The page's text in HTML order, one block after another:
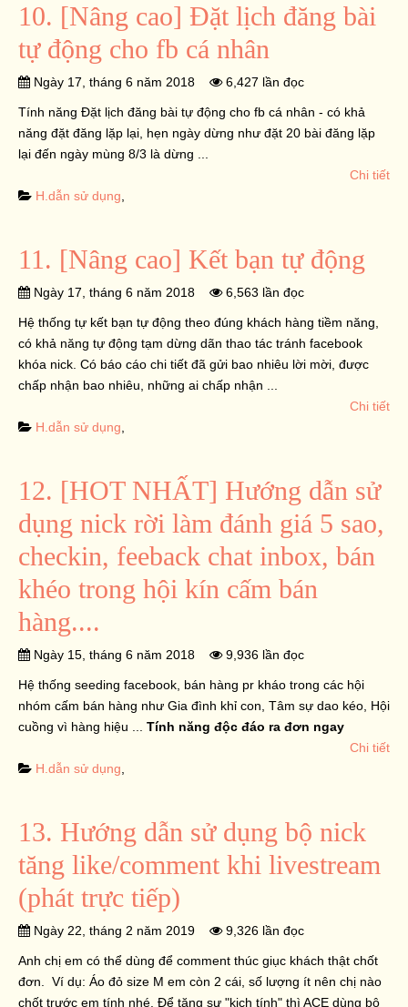
10. [Nâng cao] Đặt lịch đăng bài
tự động cho fb cá nhân
Ngày 17, tháng 6 năm 2018 6,427 lần đọc
Tính năng Đặt lịch đăng bài tự động cho fb cá nhân - có khả
năng đặt đăng lặp lại, hẹn ngày dừng như đặt 20 bài đăng lặp
lại đến ngày mùng 8/3 là dừng ...
Chi tiết
H.dẫn sử dụng,
11. [Nâng cao] Kết bạn tự động
Ngày 17, tháng 6 năm 2018 6,563 lần đọc
Hệ thống tự kết bạn tự động theo đúng khách hàng tiềm năng,
có khả năng tự động tạm dừng dãn thao tác tránh facebook
khóa nick. Có báo cáo chi tiết đã gửi bao nhiêu lời mời, được
chấp nhận bao nhiêu, những ai chấp nhận ...
Chi tiết
H.dẫn sử dụng,
12. [HOT NHẤT] Hướng dẫn sử
dụng nick rời làm đánh giá 5 sao,
checkin, feeback chat inbox, bán
khéo trong hội kín cấm bán
hàng....
Ngày 15, tháng 6 năm 2018 9,936 lần đọc
Hệ thống seeding facebook, bán hàng pr kháo trong các hội
nhóm cấm bán hàng như Gia đình khỉ con, Tâm sự dao kéo, Hội
cuồng vì hàng hiệu ... Tính năng độc đáo ra đơn ngay
Chi tiết
H.dẫn sử dụng,
13. Hướng dẫn sử dụng bộ nick
tăng like/comment khi livestream
(phát trực tiếp)
Ngày 22, tháng 2 năm 2019 9,326 lần đọc
Anh chị em có thể dùng để comment thúc giục khách thật chốt
đơn. Ví dụ: Áo đỏ size M em còn 2 cái, số lượng ít nên chị nào
chốt trước em tính nhé. Để tăng sự "kịch tính" thì ACE dùng bộ